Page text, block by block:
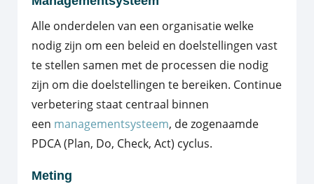
Alle onderdelen van een organisatie welke
nodig zijn om een beleid en doelstellingen vast
te stellen samen met de processen die nodig
zijn om die doelstellingen te bereiken. Continue
verbetering staat centraal binnen
een managementsysteem, de zogenaamde
PDCA (Plan, Do, Check, Act) cyclus.
Meting